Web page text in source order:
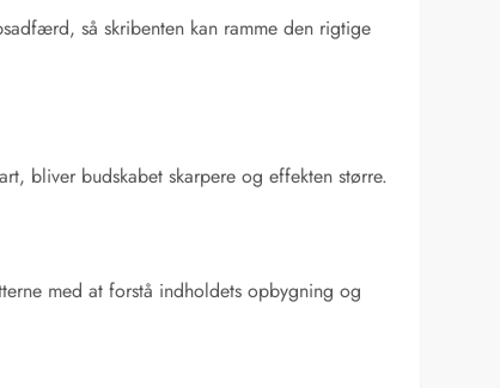
så skribenten kan ramme den rigtige
bliver budskabet skarpere og effekten større.
med at forstå indholdets opbygning og